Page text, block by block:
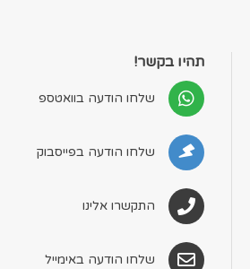
תהיו בקשר!
שלחו הודעה בוואטספ
שלחו הודעה בפייסבוק
התקשרו אלינו
שלחו הודעה באימייל